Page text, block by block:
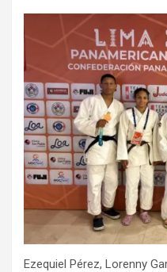
Ezequiel Pérez, Lorenny